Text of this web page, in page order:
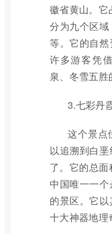
徽省黄山。它
分为九个区
等。它的自
许多游客凭
泉、冬雪五胜
3.七彩丹
这个景点
以追溯到白
了。它的总
中国唯一一
的景区。它
十大神器地理